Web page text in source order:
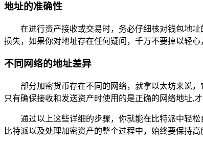
地址的准确性
在进行资产接收或交易时，务必仔细核对钱包地
损失，如果你对地址存在任何疑问，千万不要掉以轻
不同网络的地址差异
部分加密货币存在不同的网络，就拿以太坊来说
只有确保接收和发送资产时使用的是正确的网络地址,
通过以上这些详细的步骤，你就能在比特派中轻
比特派以及处理加密资产的整个过程中，始终要保持